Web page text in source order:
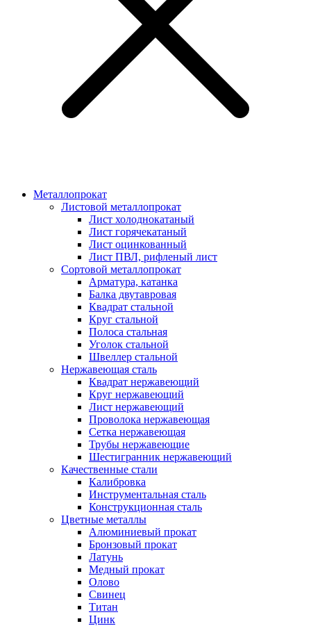
Металлопрокат
Листовой металлопрокат
Лист холоднокатаный
Лист горячекатаный
Лист оцинкованный
Лист ПВЛ, рифленый лист
Сортовой металлопрокат
Арматура, катанка
Балка двутавровая
Квадрат стальной
Круг стальной
Полоса стальная
Уголок стальной
Швеллер стальной
Нержавеющая сталь
Квадрат нержавеющий
Круг нержавеющий
Лист нержавеющий
Проволока нержавеющая
Сетка нержавеющая
Трубы нержавеющие
Шестигранник нержавеющий
Качественные стали
Калибровка
Инструментальная сталь
Конструкционная сталь
Цветные металлы
Алюминиевый прокат
Бронзовый прокат
Латунь
Медный прокат
Олово
Свинец
Титан
Цинк